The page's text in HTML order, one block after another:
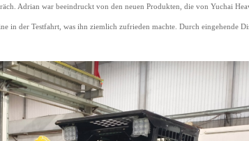
Adrian war beeindruckt von den neuen Produkten, die von Yuchai
der Testfahrt, was ihn ziemlich zufrieden machte. Durch eingehende